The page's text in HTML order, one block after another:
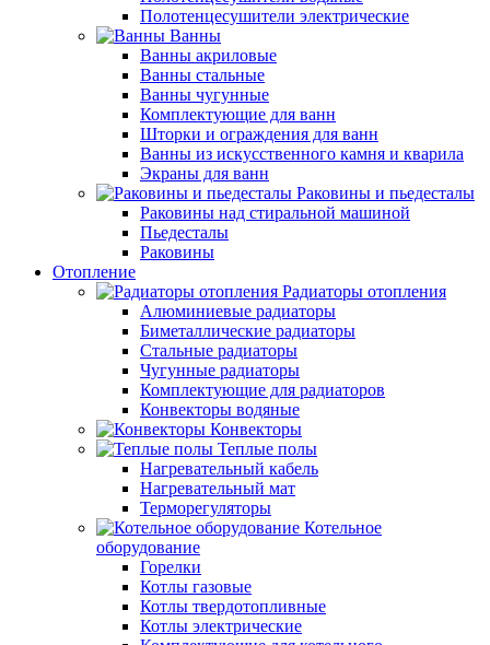
Полотенцесушители электрические
Ванны
Ванны акриловые
Ванны стальные
Ванны чугунные
Комплектующие для ванн
Шторки и ограждения для ванн
Ванны из искусственного камня и кварила
Экраны для ванн
Раковины и пьедесталы
Раковины над стиральной машиной
Пьедесталы
Раковины
Отопление
Радиаторы отопления
Алюминиевые радиаторы
Биметаллические радиаторы
Стальные радиаторы
Чугунные радиаторы
Комплектующие для радиаторов
Конвекторы водяные
Конвекторы
Теплые полы
Нагревательный кабель
Нагревательный мат
Терморегуляторы
Котельное
оборудование
Горелки
Котлы газовые
Котлы твердотопливные
Котлы электрические